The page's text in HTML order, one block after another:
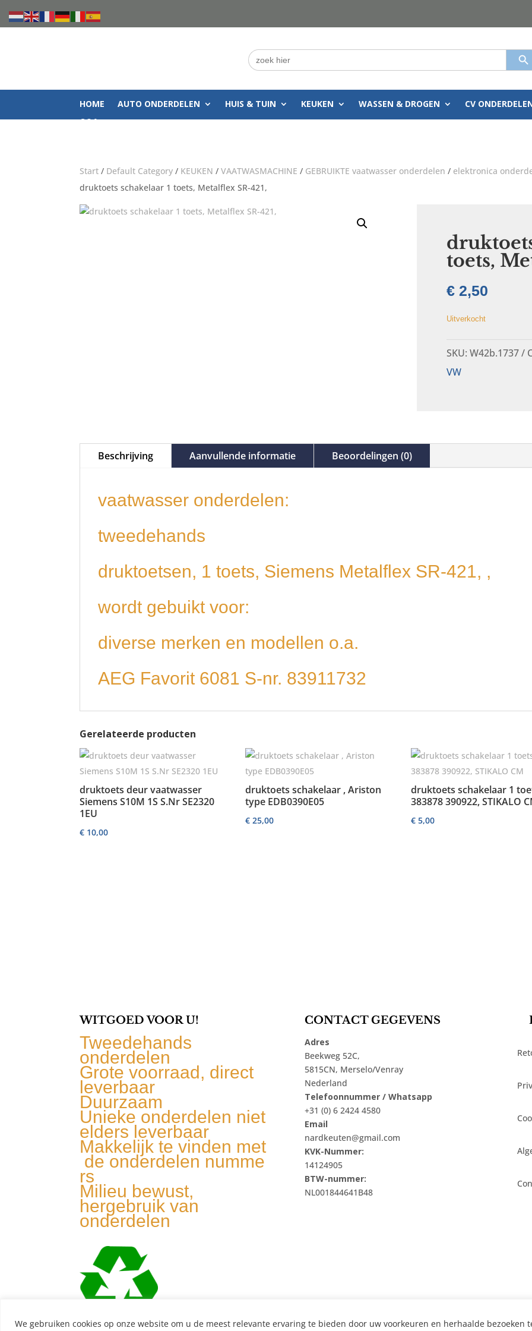
We gebruiken cookies op onze website om u de meest relevante ervaring te bieden door uw voorkeuren en herhaalde bezoeken
Zoek
naar:
HOME AUTO ONDERDELEN HUIS & TUIN KEUKEN WASSEN & DROGEN
CV
Q&A
Start / Default Category / KEUKEN /VAATWASMACHINE / GEBRUIKTE vaatwasser onderdelen / elektronica
druktoets schakelaar 1 toets, Metalflex SR-421,
toets,
€2,50
Uitverkocht
SKU: W42b.1737
VW
Beschrijving Aanvullende informatie Beoordelingen (0)
vaatwasser onderdelen:
tweedehands
druktoetsen, 1 toets, Siemens Metalflex SR-421, ,
wordt gebuikt voor:
diverse merken en modellen o.a.
AEG Favorit 6081 S-nr. 83911732
Gerelateerde producten
druktoets deur vaatwasser
Siemens S10M 1S S.Nr SE2320
1EU
€ 10,00
druktoets schakelaar , Ariston
type EDB0390E05
€ 25,00
druktoets schakelaar 1
383878 390922, STIKALO
€ 5,00
WITGOED VOOR U!
Tweedehands
onderdelen
Grote voorraad, direct
leverbaar
Duurzaam
Unieke onderdelen niet
elders leverbaar
Makkelijk te vinden met
de onderdelen numme
rs
Milieu bewust,
hergebruik van
onderdelen
CONTACT GEGEVENS
Adres
Beekweg 52C,
5815CN, Merselo/Venray
Nederland
Telefoonnummer / Whatsapp
+31 (0) 6 2424 4580
Email
nardkeuten@gmail.com
KVK-Nummer:
14124905
BTW-nummer:
NL001844641B48